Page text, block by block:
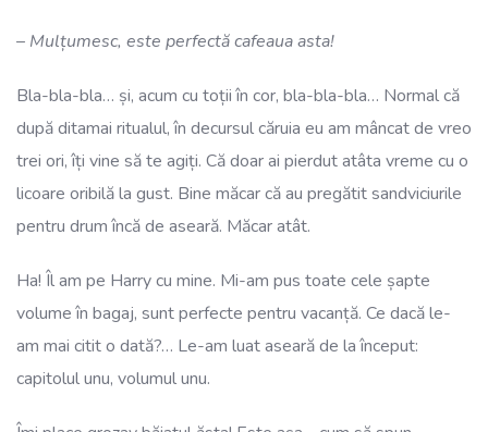
– Mulțumesc, este perfectă cafeaua asta!
Bla-bla-bla… și, acum cu toții în cor, bla-bla-bla… Normal că
după ditamai ritualul, în decursul căruia eu am mâncat de vreo
trei ori, îți vine să te agiți. Că doar ai pierdut atâta vreme cu o
licoare oribilă la gust. Bine măcar că au pregătit sandviciurile
pentru drum încă de aseară. Măcar atât.
Ha! Îl am pe Harry cu mine. Mi-am pus toate cele șapte
volume în bagaj, sunt perfecte pentru vacanță. Ce dacă le-
am mai citit o dată?… Le-am luat aseară de la început:
capitolul unu, volumul unu.